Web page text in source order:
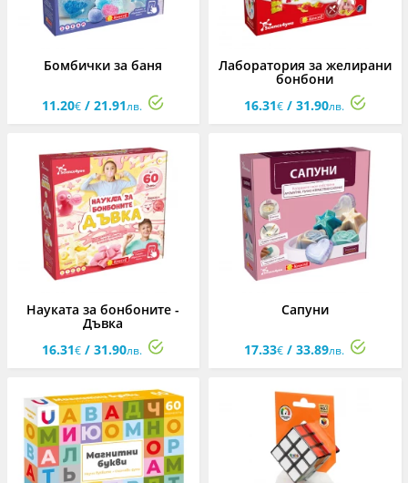
Бомбички за баня
11.20€ / 21.91лв.
Лаборатория за желирани
бонбони
16.31€/ 31.90лв.
Науката за бонбоните -
Дъвка
16.31€ / 31.90лв.
Сапуни
17.33€/ 33.89лв.